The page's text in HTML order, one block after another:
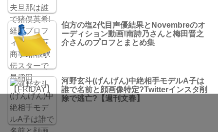
伯方の塩2代目声優結果とNovembreのオ
ーディション動画!南詩乃さんと梅田晋之
介さんのプロフとまとめ集
河野玄斗(げんげん)中絶相手モデルA子は
誰で名前と顔画像特定?Twitterインスタ削
除で逃亡?【週刊文春】